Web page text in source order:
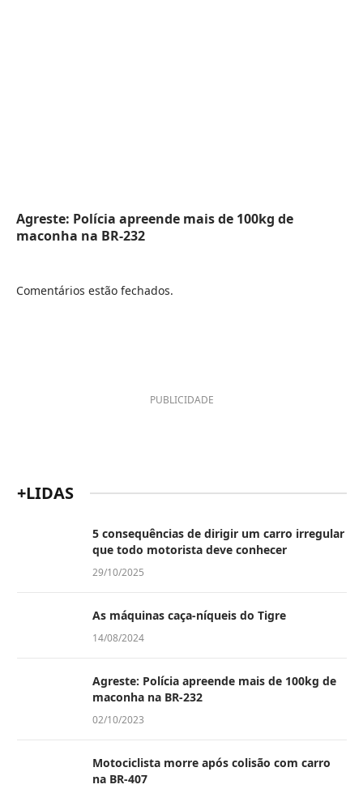
Agreste: Polícia apreende mais de 100kg de
maconha na BR-232
Comentários estão fechados.
PUBLICIDADE
+LIDAS
5 consequências de dirigir um carro irregular
que todo motorista deve conhecer
29/10/2025
As máquinas caça-níqueis do Tigre
14/08/2024
Agreste: Polícia apreende mais de 100kg de
maconha na BR-232
02/10/2023
Motociclista morre após colisão com carro
na BR-407